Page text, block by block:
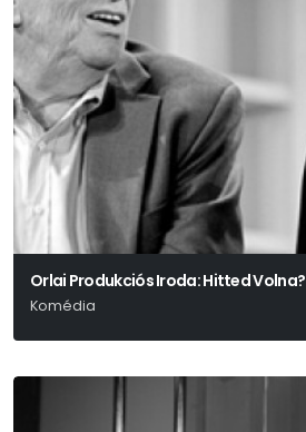
Orlai Produkciós Iroda: Hitted Volna?
Komédia